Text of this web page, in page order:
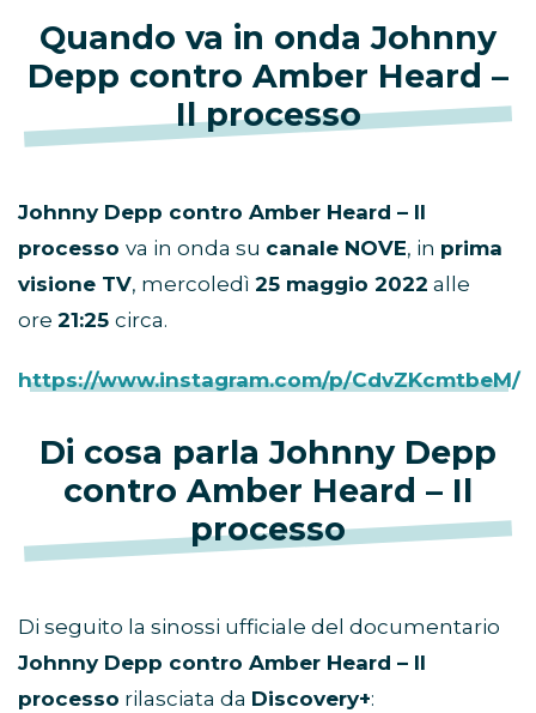
Quando va in onda Johnny
Depp contro Amber Heard –
Il processo
Johnny Depp contro Amber Heard – Il
processo va in onda su canale NOVE, in prima
visione TV, mercoledì 25 maggio 2022 alle
ore 21:25 circa.
https://www.instagram.com/p/CdvZKcmtbeM/
Di cosa parla Johnny Depp
contro Amber Heard – Il
processo
Di seguito la sinossi ufficiale del documentario
Johnny Depp contro Amber Heard – Il
processo rilasciata da Discovery+: